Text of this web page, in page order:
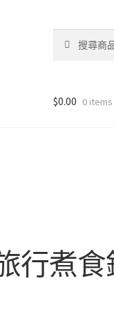
字:
$0.00 0 items
行煮食